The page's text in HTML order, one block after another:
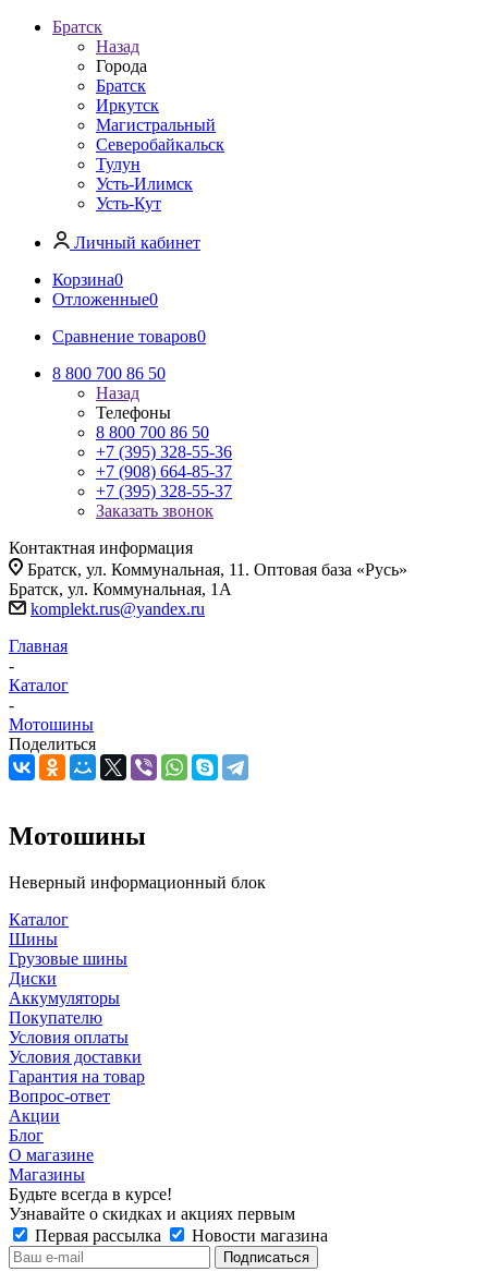
Братск
Назад
Города
Братск
Иркутск
Магистральный
Северобайкальск
Тулун
Усть-Илимск
Усть-Кут
Личный кабинет
Корзина0
Отложенные0
Сравнение товаров0
8 800 700 86 50
Назад
Телефоны
8 800 700 86 50
+7 (395) 328-55-36
+7 (908) 664-85-37
+7 (395) 328-55-37
Заказать звонок
Контактная информация
Братск, ул. Коммунальная, 11. Оптовая база «Русь»
Братск, ул. Коммунальная, 1А
komplekt.rus@yandex.ru
Главная
-
Каталог
-
Мотошины
Поделиться
Мотошины
Неверный информационный блок
Каталог
Шины
Грузовые шины
Диски
Аккумуляторы
Покупателю
Условия оплаты
Условия доставки
Гарантия на товар
Вопрос-ответ
Акции
Блог
О магазине
Магазины
Будьте всегда в курсе!
Узнавайте о скидках и акциях первым
Первая рассылка
Новости магазина